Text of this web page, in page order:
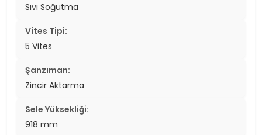
Sıvı Soğutma
Vites Tipi:
5 Vites
Şanzıman:
Zincir Aktarma
Sele Yüksekliği:
918 mm